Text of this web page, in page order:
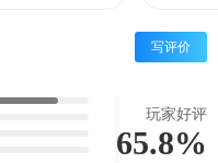
写评价
玩家好评
65.8%